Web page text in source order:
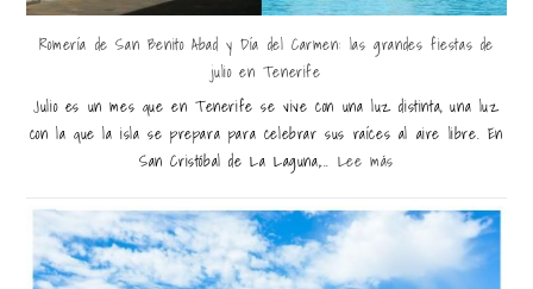
Romería de San Benito Abad y Día del Carmen: las grandes fiestas de
julio en Tenerife
Julio es un mes que en Tenerife se vive con una luz distinta, una luz
con la que la isla se prepara para celebrar sus raíces al aire libre. En
San Cristóbal de La Laguna,... Lee más